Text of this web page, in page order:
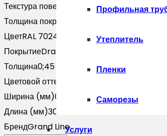
Профильная
Утеплитель
Пленки
Саморезы
Услуги
Текстура поверхности Текстурированная
Толщина покрытия, мкм
ЦветRAL 7024
ПокрытиеDrap
Толщина0;45
Цветовой оттенок
Ширина (мм)0
Длина (мм)3000
БрендGrand Line